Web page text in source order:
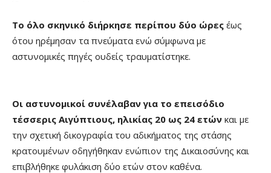
Το όλο σκηνικό διήρκησε περίπου δύο ώρες έως
ότου ηρέμησαν τα πνεύματα ενώ σύμφωνα με
αστυνομικές πηγές ουδείς τραυματίστηκε.
Οι αστυνομικοί συνέλαβαν για το επεισόδιο
τέσσερις Αιγύπτιους, ηλικίας 20 ως 24 ετών και με
την σχετική δικογραφία του αδικήματος της στάσης
κρατουμένων οδηγήθηκαν ενώπιον της Δικαιοσύνης και
επιβλήθηκε φυλάκιση δύο ετών στον καθένα.